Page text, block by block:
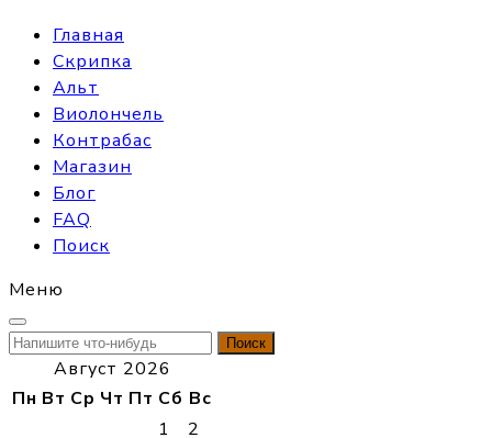
Главная
Скрипка
Альт
Виолончель
Контрабас
Магазин
Блог
FAQ
Поиск
Меню
Найти:
Август 2026
Пн Вт Ср Чт Пт Сб Вс
1
2